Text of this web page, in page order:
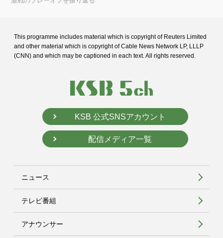
This programme includes material which is copyright of Reuters Limited
and other material which is copyright of Cable News Network LP, LLLP
(CNN) and which may be captioned in each text. All rights reserved.
KSB 公式SNSアカウント
配信メディア一覧
ニュース
テレビ番組
アナウンサー